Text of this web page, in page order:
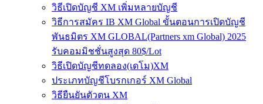
วิธีเปิดบัญชี XM เพิ่มหลายบัญชี
วิธีการสมัคร IB XM Global ขั้นตอนการเปิดบัญชี
พันธมิตร XM GLOBAL(Partners xm Global) 2025
รับคอมมิชชั่นสูงสุด 80$/Lot
วิธีเปิดบัญชีทดลอง(เดโม)XM
ประเภทบัญชีโบรกเกอร์ XM Global
วิธียืนยันตัวตน XM